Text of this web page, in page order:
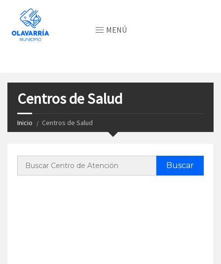
MENÚ
Centros de Salud
Inicio Centros de Salud
Buscar